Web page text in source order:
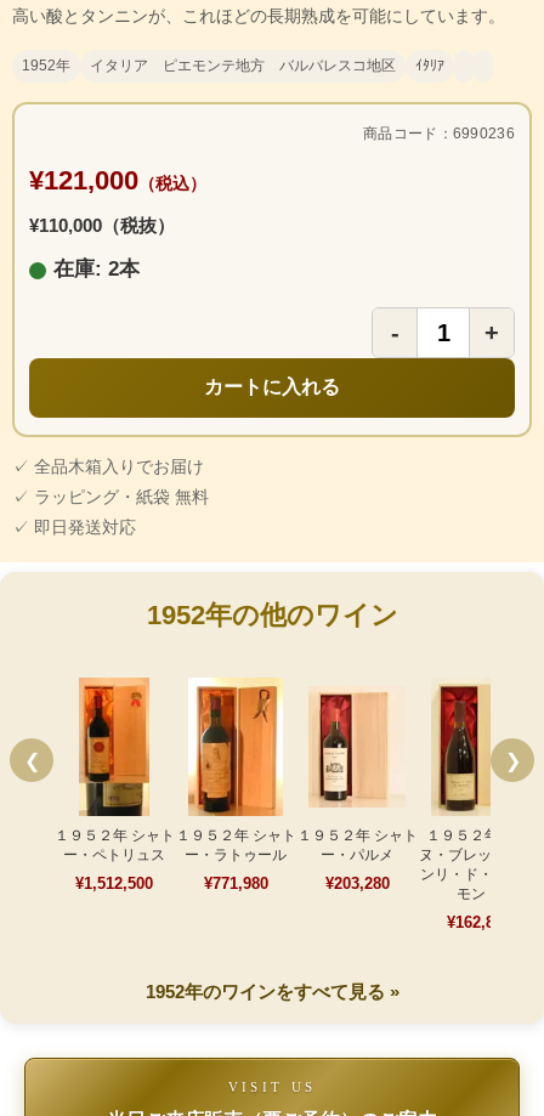
高い酸とタンニンが、これほどの長期熟成を可能にしています。
1952年 イタリア ピエモンテ地方 バルバレスコ地区 ｲﾀﾘｱ
商品コード：6990236
¥121,000 （税込）
¥110,000（税抜）
在庫: 2本
- +
カートに入れる
✓ 全品木箱入りでお届け
✓ ラッピング・紙袋 無料
✓ 即日発送対応
1952年の他のワイン
❮
１９５２年 シャト
ー・ペトリュス
¥1,512,500
１９５２年 シャト
ー・ラトゥール
¥771,980
１９５２年 シャト
ー・パルメ
¥203,280
１９５２年 ボー
ヌ・ブレッサン ア
ンリ・ド・ヴィラ
モント
¥162,800
❯
1952年のワインをすべて見る »
VISIT US